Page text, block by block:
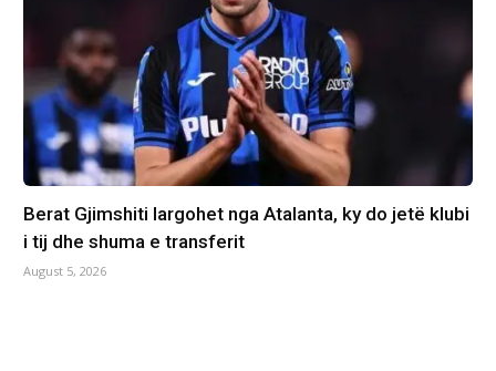
Berat Gjimshiti largohet nga Atalanta, ky do jetë klubi
i tij dhe shuma e transferit
August 5, 2026